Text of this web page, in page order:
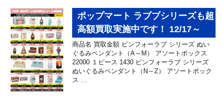
ポップマート ラブブシリーズも超
高額買取実施中です！ 12/17～
商品名 買取金額 ピンフォーラブ シリーズ ぬい
ぐるみペンダント（A～M） アソートボックス
22000 １ピース 1430 ピンフォーラブ シリーズ
ぬいぐるみペンダント（N～Z） アソートボック
ス …